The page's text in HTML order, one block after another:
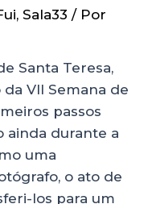
, Sala33 / Por
Santa Teresa,
VII Semana de
passos
ainda durante a
uma
o ato de
los para um